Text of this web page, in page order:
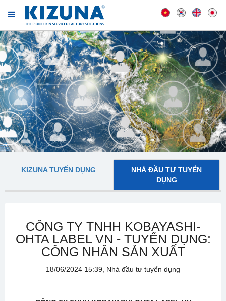
KIZUNA TUYỂN DỤNG
NHÀ ĐẦU TƯ TUYỂN
DỤNG
CÔNG TY TNHH KOBAYASHI-
OHTA LABEL VN - TUYỂN DỤNG:
CÔNG NHÂN SẢN XUẤT
18/06/2024 15:39, Nhà đầu tư tuyển dụng